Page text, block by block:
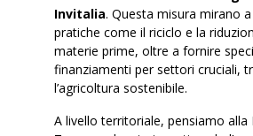
Invitalia. Questa misura mirano
pratiche come il riciclo e la
materie prime, oltre a fornire
finanziamenti per settori cruciali,
l’agricoltura sostenibile.
A livello territoriale, pensiamo alla